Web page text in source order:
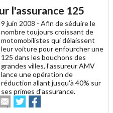
à
un
ami
l'assurance 125
9 juin 2008 - Afin de séduire le
nombre toujours croissant de
motomobilistes qui délaissent
leur voiture pour enfourcher une
125 dans les bouchons des
grandes villes, l'assureur AMV
lance une opération de
réduction allant jusqu'à 40% sur
ses primes d'assurance.
EnvoyerPartager
sur sur